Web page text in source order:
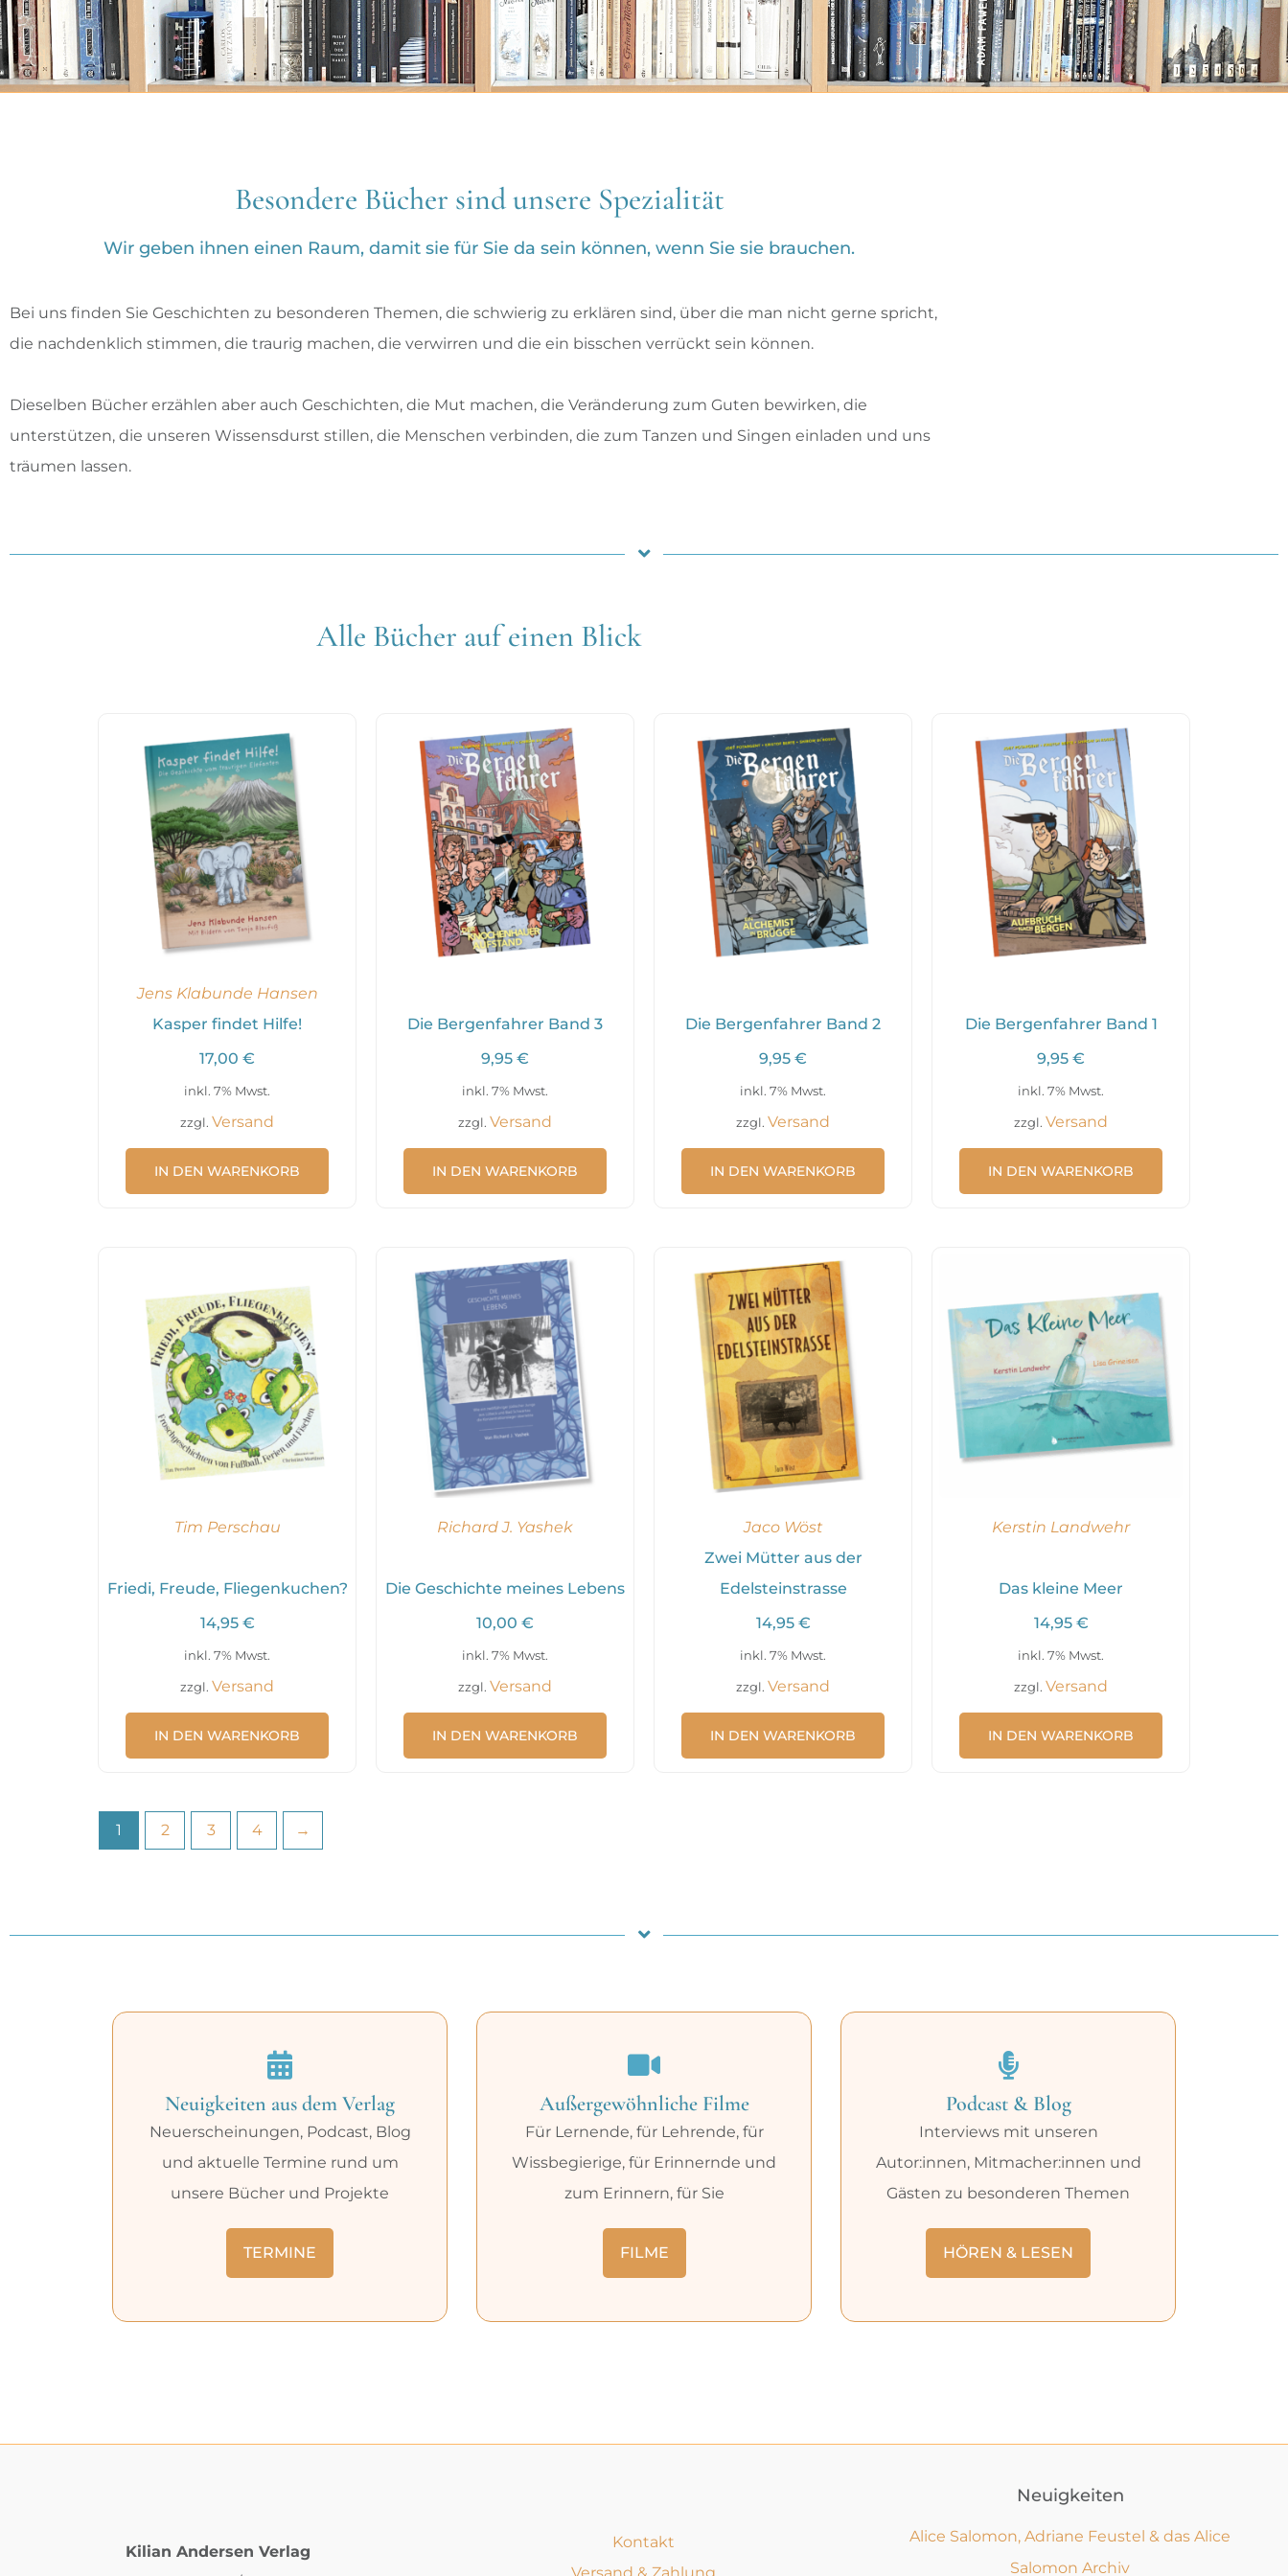
Besondere Bücher sind unsere Spezialität
Wir geben ihnen einen Raum, damit sie für Sie da sein können, wenn Sie sie brauchen.
Bei uns finden Sie Geschichten zu besonderen Themen, die schwierig zu erklären sind, über die man nicht gerne spricht,
die nachdenklich stimmen, die traurig machen, die verwirren und die ein bisschen verrückt sein können.
Dieselben Bücher erzählen aber auch Geschichten, die Mut machen, die Veränderung zum Guten bewirken, die
unterstützen, die unseren Wissensdurst stillen, die Menschen verbinden, die zum Tanzen und Singen einladen und uns
träumen lassen.
Alle Bücher auf einen Blick
Jens Klabunde Hansen
Kasper findet Hilfe!
17,00 €
inkl. 7% Mwst.
zzgl. Versand
IN DEN WARENKORB
Die Bergenfahrer Band 3
9,95 €
inkl. 7% Mwst.
zzgl. Versand
IN DEN WARENKORB
Die Bergenfahrer Band 2
9,95 €
inkl. 7% Mwst.
zzgl. Versand
IN DEN WARENKORB
Die Bergenfahrer Band 1
9,95 €
inkl. 7% Mwst.
zzgl. Versand
IN DEN WARENKORB
Tim Perschau
Friedi, Freude, Fliegenkuchen?
14,95 €
inkl. 7% Mwst.
zzgl. Versand
IN DEN WARENKORB
Richard J. Yashek
Die Geschichte meines Lebens
10,00 €
inkl. 7% Mwst.
zzgl. Versand
IN DEN WARENKORB
Jaco Wöst
Zwei Mütter aus der
Edelsteinstrasse
14,95 €
inkl. 7% Mwst.
zzgl. Versand
IN DEN WARENKORB
Kerstin Landwehr
Das kleine Meer
14,95 €
inkl. 7% Mwst.
zzgl. Versand
IN DEN WARENKORB
1 2 3 4 →
Neuigkeiten aus dem Verlag
Neuerscheinungen, Podcast, Blog
und aktuelle Termine rund um
unsere Bücher und Projekte
TERMINE
Außergewöhnliche Filme
Für Lernende, für Lehrende, für
Wissbegierige, für Erinnernde und
zum Erinnern, für Sie
FILME
Podcast & Blog
Interviews mit unseren
Autor:innen, Mitmacher:innen und
Gästen zu besonderen Themen
HÖREN & LESEN
Kilian Andersen Verlag
Kontakt
Neuigkeiten
Alice Salomon, Adriane Feustel & das Alice
Salomon Archiv